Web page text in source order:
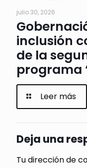
julio 30, 2026
inclusión
de la
programa
Leer más
Deja una
Tu dirección de